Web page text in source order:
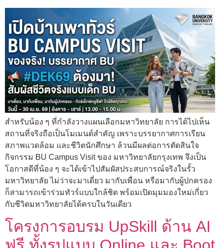
สำหรับน้อง ๆ ที่กำลังวางแผนเลือกมหาวิทยาลัย การได้ไปเห็น
สถานที่จริงถือเป็นโมเมนต์สำคัญ เพราะบรรยากาศการเรียน
สภาพแวดล้อม และชีวิตนักศึกษา ล้วนมีผลต่อการตัดสินใจ
กิจกรรม BU Campus Visit ของ มหาวิทยาลัยกรุงเทพ จึงเป็น
โอกาสดีที่น้อง ๆ จะได้เข้าไปสัมผัสประสบการณ์จริงในรั้ว
มหาวิทยาลัย ไม่ว่าจะมาเดี่ยว มากับเพื่อน หรือมากับผู้ปกครอง
ก็สามารถเข้าร่วมทัวร์แบบใกล้ชิด พร้อมเปิดมุมมองใหม่เกี่ยว
กับชีวิตมหาวิทยาลัยได้ครบในวันเดียว
โครงการอบรม UpSkill ด้าน AI